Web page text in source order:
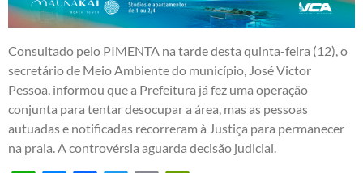
Consultado pelo PIMENTA na tarde desta quinta-feira (12), o
secretário de Meio Ambiente do município, José Victor
Pessoa, informou que a Prefeitura já fez uma operação
conjunta para tentar desocupar a área, mas as pessoas
autuadas e notificadas recorreram à Justiça para permanecer
na praia. A controvérsia aguarda decisão judicial.